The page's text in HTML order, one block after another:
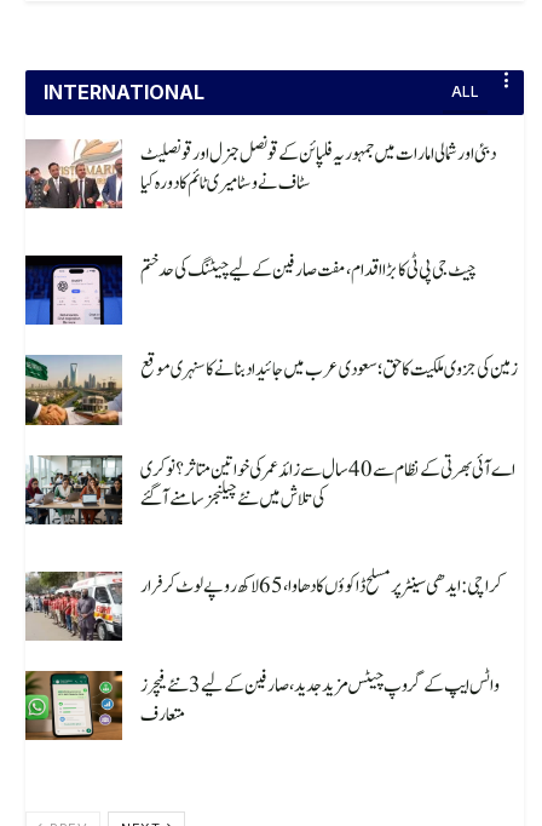
INTERNATIONAL ALL
دبئی اور شمالی امارات میں جمہوریہ فلپائن کے قونصل جنرل اور قونصلیٹ
سٹاف نے وسٹا میری ٹائم کا دورہ کیا
چیٹ جی پی ٹی کا بڑا اقدام، مفت صارفین کے لیے چیٹنگ کی حد ختم
زمین کی جزوی ملکیت کا حق؛ سعودی عرب میں جائیداد بنانے کا سنہری موقع
اے آئی بھرتی کے نظام سے 40 سال سے زائد عمر کی خواتین متاثر؟ نوکری
کی تلاش میں نئے چیلنجز سامنے آ گئے
کراچی: ایدھی سینٹر پر مسلح ڈاکوؤں کا دھاوا، 65 لاکھ روپے لوٹ کر فرار
واٹس ایپ کے گروپ چیٹس مزید جدید، صارفین کے لیے 3 نئے فیچرز
متعارف